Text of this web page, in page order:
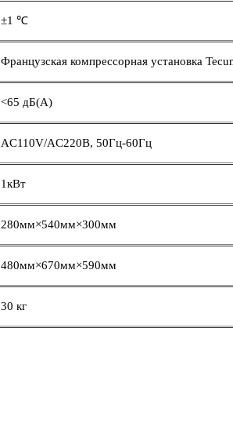
±1 ℃
Французская компрессорная установка
<65 дБ(А)
AC110V/AC220В, 50Гц-60Гц
1кВт
280мм×540мм×300мм
480мм×670мм×590мм
30 кг